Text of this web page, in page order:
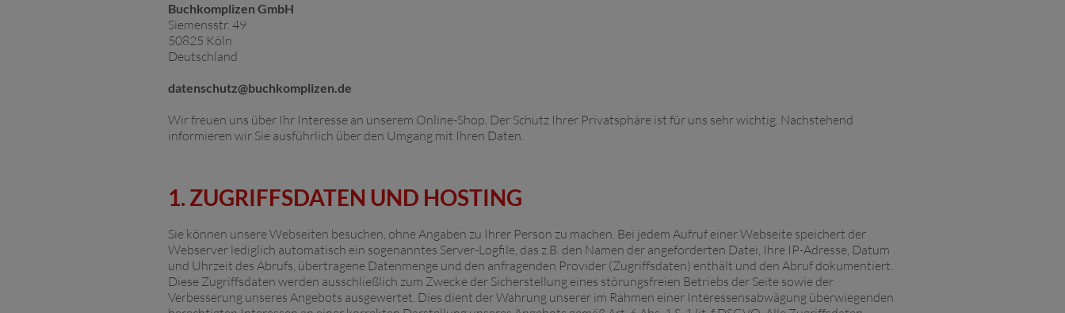
Buchkomplizen GmbH
Siemensstr. 49
50825 Köln
Deutschland
datenschutz@buchkomplizen.de
Wir freuen uns über Ihr Interesse an unserem Online-Shop. Der Schutz Ihrer Privatsphäre ist für uns sehr wichtig. Nachstehend
informieren wir Sie ausführlich über den Umgang mit Ihren Daten.
1. ZUGRIFFSDATEN UND HOSTING
Sie können unsere Webseiten besuchen, ohne Angaben zu Ihrer Person zu machen. Bei jedem Aufruf einer Webseite speichert der
Webserver lediglich automatisch ein sogenanntes Server-Logfile, das z.B. den Namen der angeforderten Datei, Ihre IP-Adresse, Datum
und Uhrzeit des Abrufs, übertragene Datenmenge und den anfragenden Provider (Zugriffsdaten) enthält und den Abruf dokumentiert.
Diese Zugriffsdaten werden ausschließlich zum Zwecke der Sicherstellung eines störungsfreien Betriebs der Seite sowie der
Verbesserung unseres Angebots ausgewertet. Dies dient der Wahrung unserer im Rahmen einer Interessensabwägung überwiegenden